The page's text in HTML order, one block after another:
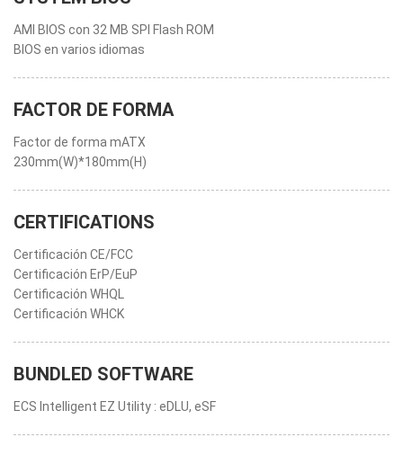
AMI BIOS con 32 MB SPI Flash ROM
BIOS en varios idiomas
FACTOR DE FORMA
Factor de forma mATX
230mm(W)*180mm(H)
CERTIFICATIONS
Certificación CE/FCC
Certificación ErP/EuP
Certificación WHQL
Certificación WHCK
BUNDLED SOFTWARE
ECS Intelligent EZ Utility : eDLU, eSF